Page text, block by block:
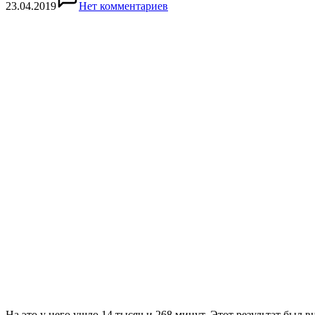
23.04.2019 Нет комментариев